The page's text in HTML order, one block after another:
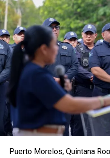
Puerto Morelos, Quintana